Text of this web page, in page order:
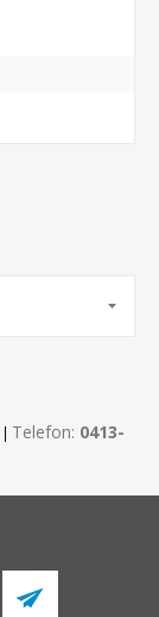
Telefon: 0413-